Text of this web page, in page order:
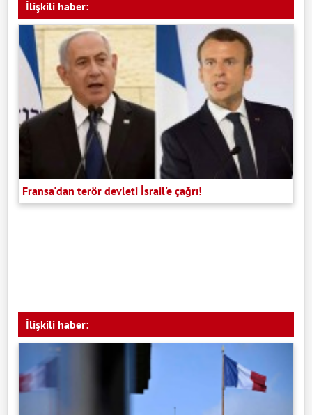
İlişkili haber:
Fransa'dan terör devleti İsrail'e çağrı!
İlişkili haber: